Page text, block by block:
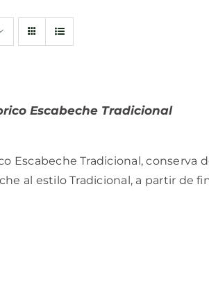
Escabeche Tradicional
Escabeche Tradicional, conserva
al estilo Tradicional, a partir de